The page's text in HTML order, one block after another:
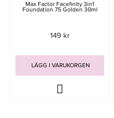
Max Factor Facefinity 3in1
Foundation 75 Golden 30ml
149 kr
LÄGG I VARUKORGEN